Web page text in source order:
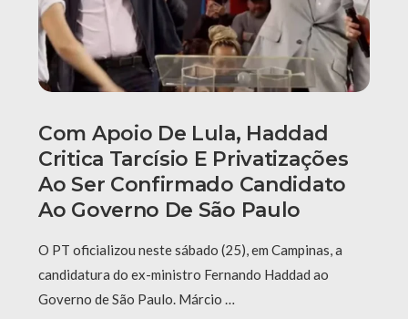
Com Apoio De Lula, Haddad
Critica Tarcísio E Privatizações
Ao Ser Confirmado Candidato
Ao Governo De São Paulo
O PT oficializou neste sábado (25), em Campinas, a
candidatura do ex-ministro Fernando Haddad ao
Governo de São Paulo. Márcio …